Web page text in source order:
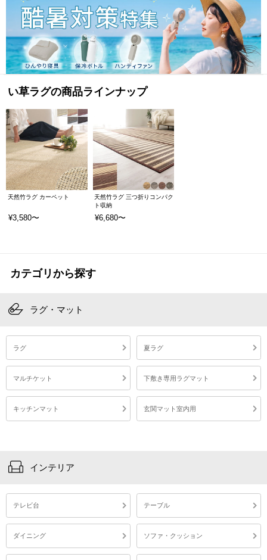
い草ラグの商品ラインナップ
天然竹ラグ カーペット
¥3,580〜
天然竹ラグ 三つ折りコンパク
ト収納
¥6,680〜
カテゴリから探す
ラグ・マット
ラグ 夏ラグ
マルチケット 下敷き専用ラグマット
キッチンマット 玄関マット室内用
インテリア
テレビ台 テーブル
ダイニング ソファ・クッション